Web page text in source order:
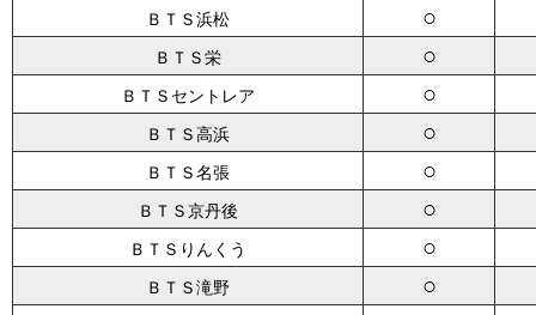
ＢＴＳ浜松 ○
ＢＴＳ栄 ○
ＢＴＳセントレア ○
ＢＴＳ高浜 ○
ＢＴＳ名張 ○
ＢＴＳ京丹後 ○
ＢＴＳりんくう ○
ＢＴＳ滝野
○